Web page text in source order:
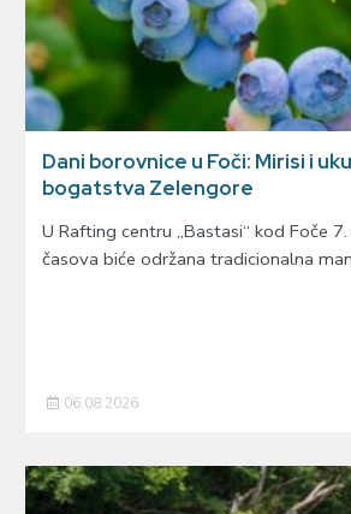
Dani borovnice u Foči: Mirisi i
bogatstva Zelengore
U Rafting centru „Bastasi“ kod Foče
časova biće održana tradicionalna
06.08.2026